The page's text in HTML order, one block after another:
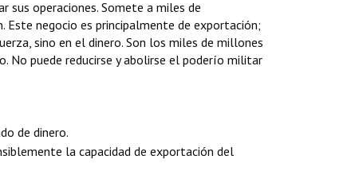
sus operaciones. Somete a miles de
Este negocio es principalmente de exportación;
sino en el dinero. Son los miles de millones
No puede reducirse y abolirse el poderío militar
de dinero.
la capacidad de exportación del